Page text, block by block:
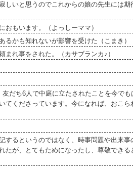
いと思うのでこれからの娘の先生には
もいます。（よっしーママ）
かも知れないが影響を受けた（こまき）
れ事をされた。（カサブランカ♪）
だち6人で中庭に立たされたことを今でも
くださっています。今になれば、おこ
るというのではなく、時事問題や出来
が、とてもためになったし、尊敬できる